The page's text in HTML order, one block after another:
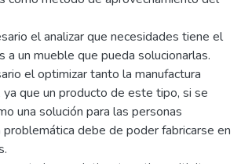
el analizar que necesidades tiene el
a un mueble que pueda solucionarlas.
el optimizar tanto la manufactura
que un producto de este tipo, si se
una solución para las personas
debe de poder fabricarse en